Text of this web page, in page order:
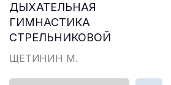
ДЫХАТЕЛЬНАЯ
ГИМНАСТИКА
СТРЕЛЬНИКОВОЙ
ЩЕТИНИН М.